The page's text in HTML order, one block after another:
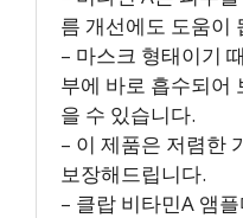
름 개선에도 도움이
– 마스크 형태이기
부에 바로 흡수되어
을 수 있습니다.
– 이 제품은 저렴한
보장해드립니다.
– 클랍 비타민A 앰